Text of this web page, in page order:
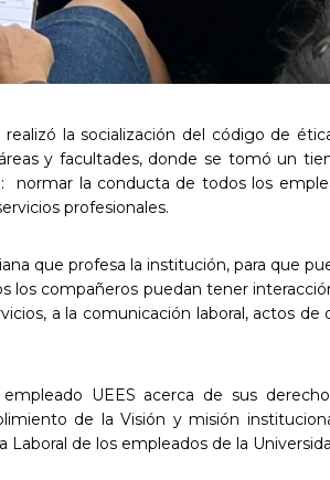
la socialización del código de
y facultades, donde se tomó un
la conducta de todos los
profesionales.
que profesa la institución, para que
los compañeros puedan tener
a la comunicación laboral, actos
UEES acerca de sus
de la Visión y misión
de los empleados de la